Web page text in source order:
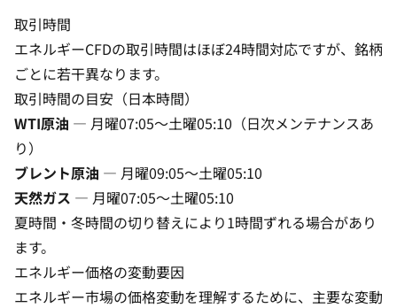
取引時間
エネルギーCFDの取引時間はほぼ24時間対応ですが、銘柄
ごとに若干異なります。
取引時間の目安（日本時間）
WTI原油 — 月曜07:05〜土曜05:10（日次メンテナンスあ
り）
ブレント原油 — 月曜09:05〜土曜05:10
天然ガス — 月曜07:05〜土曜05:10
夏時間・冬時間の切り替えにより1時間ずれる場合があり
ます。
エネルギー価格の変動要因
エネルギー市場の価格変動を理解するために、主要な変動